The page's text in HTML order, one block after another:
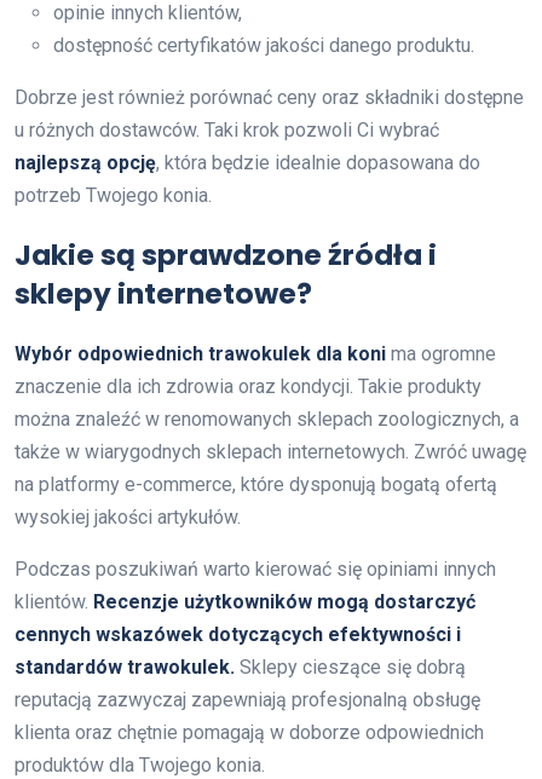
opinie innych klientów,
dostępność certyfikatów jakości danego produktu.
Dobrze jest również porównać ceny oraz składniki dostępne
u różnych dostawców. Taki krok pozwoli Ci wybrać
najlepszą opcję, która będzie idealnie dopasowana do
potrzeb Twojego konia.
Jakie są sprawdzone źródła i
sklepy internetowe?
Wybór odpowiednich trawokulek dla koni ma ogromne
znaczenie dla ich zdrowia oraz kondycji. Takie produkty
można znaleźć w renomowanych sklepach zoologicznych, a
także w wiarygodnych sklepach internetowych. Zwróć uwagę
na platformy e-commerce, które dysponują bogatą ofertą
wysokiej jakości artykułów.
Podczas poszukiwań warto kierować się opiniami innych
klientów. Recenzje użytkowników mogą dostarczyć
cennych wskazówek dotyczących efektywności i
standardów trawokulek. Sklepy cieszące się dobrą
reputacją zazwyczaj zapewniają profesjonalną obsługę
klienta oraz chętnie pomagają w doborze odpowiednich
produktów dla Twojego konia.